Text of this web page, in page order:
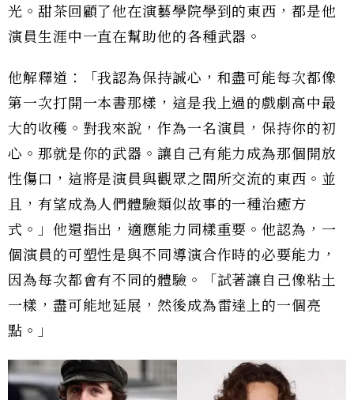
光。甜茶回顧了他在演藝學院學到的東西，都是他
演員生涯中一直在幫助他的各種武器。
他解釋道：「我認為保持誠心，和盡可能每次都像
第一次打開一本書那樣，這是我上過的戲劇高中最
大的收穫。對我來說，作為一名演員，保持你的初
心。那就是你的武器。讓自己有能力成為那個開放
性傷口，這將是演員與觀眾之間所交流的東西。並
且，有望成為人們體驗類似故事的一種治癒方
式。」他還指出，適應能力同樣重要。他認為，一
個演員的可塑性是與不同導演合作時的必要能力，
因為每次都會有不同的體驗。「試著讓自己像粘土
一樣，盡可能地延展，然後成為雷達上的一個亮
點。」